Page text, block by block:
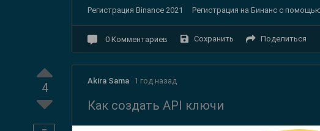
Регистрация Binance 2021 Регистрация на Бинанс с
0 Комментариев Сохранить Поделиться
4 Akira Sama 1 год назад
Как создать API ключи